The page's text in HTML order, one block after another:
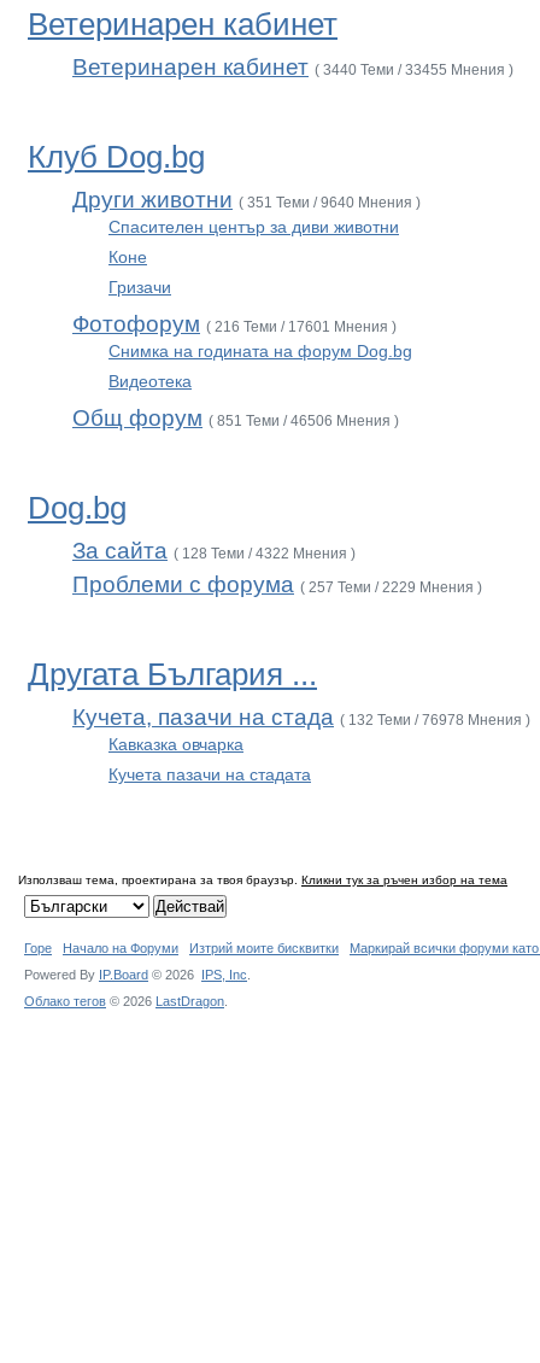
Ветеринарен кабинет
Ветеринарен кабинет ( 3440 Теми / 33455 Мнения )
Клуб Dog.bg
Други животни ( 351 Теми / 9640 Мнения )
Спасителен център за диви животни
Коне
Гризачи
Фотофорум ( 216 Теми / 17601 Мнения )
Снимка на годината на форум Dog.bg
Видеотека
Общ форум ( 851 Теми / 46506 Мнения )
Dog.bg
За сайта ( 128 Теми / 4322 Мнения )
Проблеми с форума ( 257 Теми / 2229 Мнения )
Другата България ...
Кучета, пазачи на стада ( 132 Теми / 76978 Мнения )
Кавказка овчарка
Кучета пазачи на стадата
Използваш тема, проектирана за твоя браузър. Кликни тук за ръчен избор на тема
Горе Начало на Форуми Изтрий моите бисквитки
Маркирай всички форуми
Powered By IP.Board © 2026 IPS, Inc
Облако тегов © 2026 LastDragon